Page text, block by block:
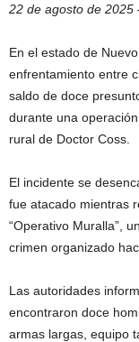
22 de agosto de 2025
En el estado de
enfrentamiento entre
saldo de doce
durante una
rural de Doctor Coss.
El incidente se
fue atacado mientras
“Operativo Muralla”,
crimen organizado
Las autoridades
encontraron doce
armas largas, equipo